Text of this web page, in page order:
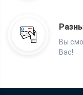
Вы
Вас!